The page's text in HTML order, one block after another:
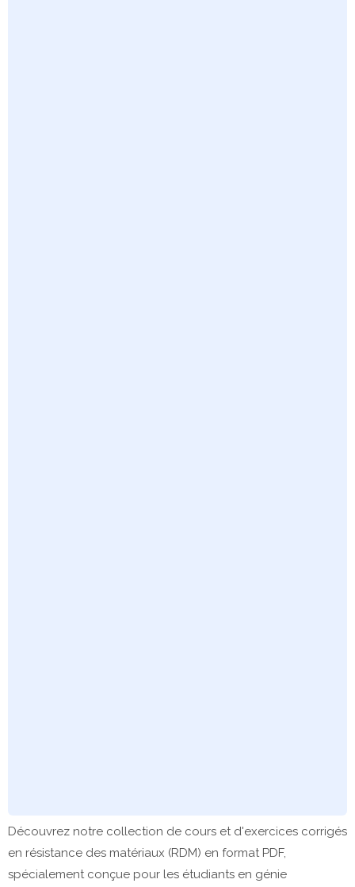
Découvrez notre collection de cours et d'exercices corrigés
en résistance des matériaux (RDM) en format PDF,
spécialement conçue pour les étudiants en génie